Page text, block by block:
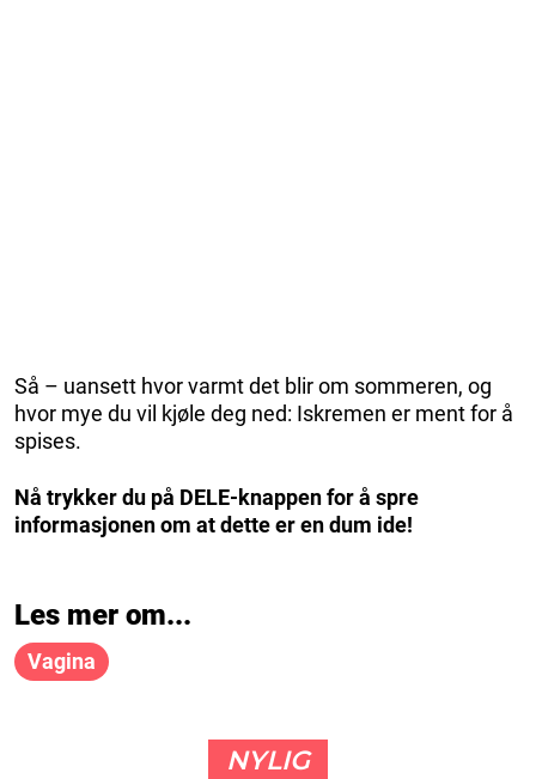
Så – uansett hvor varmt det blir om sommeren, og
hvor mye du vil kjøle deg ned: Iskremen er ment for å
spises.
Nå trykker du på DELE-knappen for å spre
informasjonen om at dette er en dum ide!
Les mer om...
Vagina
NYLIG